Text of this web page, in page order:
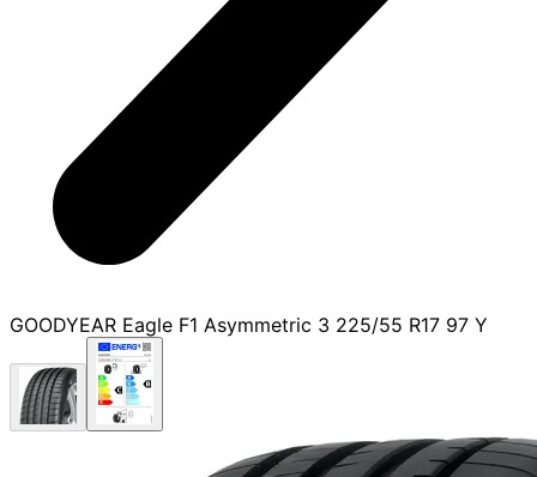
GOODYEAR Eagle F1 Asymmetric 3 225/55 R17 97 Y